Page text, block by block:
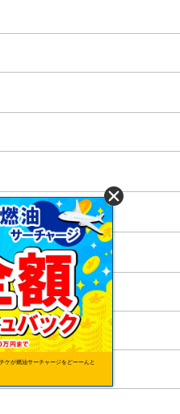
ケが燃油サーチャージをどーーんと